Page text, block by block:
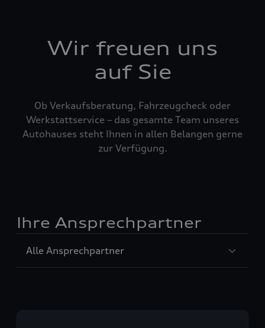
Wir freuen uns
auf Sie
Ob Verkaufsberatung, Fahrzeugcheck oder
Werkstattservice – das gesamte Team unseres
Autohauses steht Ihnen in allen Belangen gerne
zur Verfügung.
Ihre Ansprechpartner
Alle AnsprechpartnerSección